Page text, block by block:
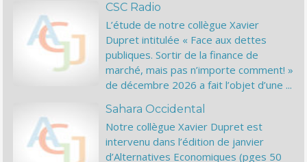
CSC Radio
L’étude de notre collègue Xavier
Dupret intitulée « Face aux dettes
publiques. Sortir de la finance de
marché, mais pas n’importe comment! »
de décembre 2026 a fait l’objet d’une ...
Sahara Occidental
Notre collègue Xavier Dupret est
intervenu dans l’édition de janvier
d’Alternatives Economiques (pges 50